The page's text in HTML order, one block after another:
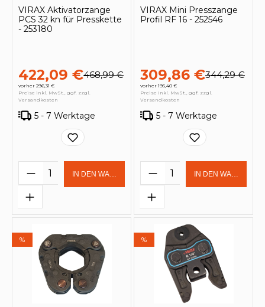
VIRAX Aktivatorzange
PCS 32 kn für Presskette
- 253180
422,09 €468,99 €
vorher 296,31 €
Preise inkl. MwSt., ggf. zzgl.
Versandkosten
5 - 7 Werktage
Produkt Anzahl: Gib den
IN DEN WARENKORB
VIRAX Mini Presszange
Profil RF 16 - 252546
309,86 €344,29 €
vorher 195,40 €
Preise inkl. MwSt., ggf. zzgl.
Versandkosten
5 - 7 Werktage
Produkt Anzahl:
IN DEN
% %